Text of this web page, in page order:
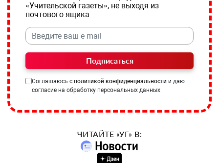
«Учительской газеты», не выходя из
почтового ящика
Подписаться
Соглашаюсь с политикой конфиденциальности и даю
согласие на обработку персональных данных
ЧИТАЙТЕ «УГ» В: